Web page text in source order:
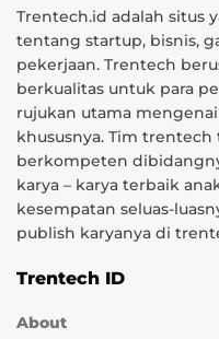
Trentech.id adalah situs
tentang startup, bisnis,
pekerjaan. Trentech
berkualitas untuk para
rujukan utama
khususnya. Tim
berkompeten
karya – karya terbaik
kesempatan seluas-
publish karyanya di
Trentech ID
About